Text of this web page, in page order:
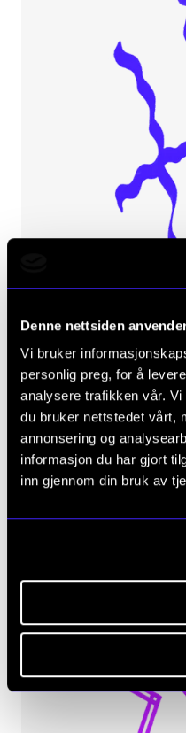
Denne nettsiden
Vi bruker
personlig preg, for å
analysere trafikken vår.
du bruker nettstedet vårt,
annonsering og
informasjon du har gjort
inn gjennom din bruk av
MUSIKK OG HELSE
Musikerhelse
2025